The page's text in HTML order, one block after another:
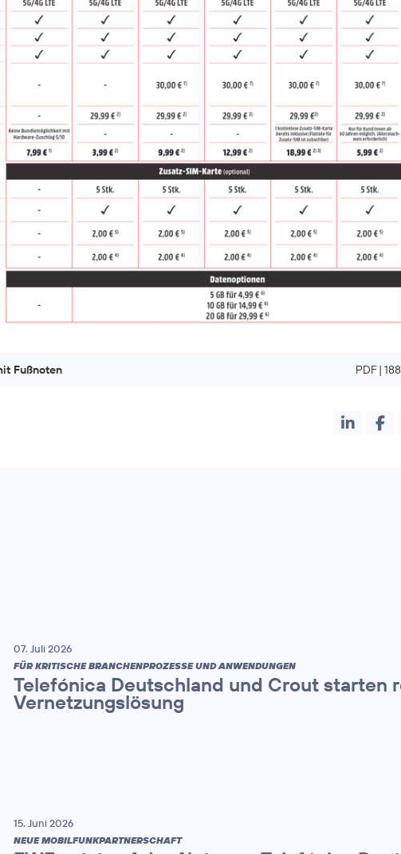
Fußnoten PDF |
07. Juli 2026
FÜR KRITISCHE BRANCHENPROZESSE UND ANWENDUNGEN
Telefónica Deutschland und Crout starten
Vernetzungslösung
15. Juni 2026
NEUE MOBILFUNKPARTNERSCHAFT